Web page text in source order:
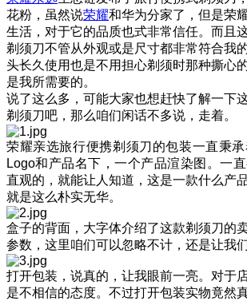
花粉，虽然说荣耀和华为分家了，但是荣
生活，对于它的品质也式非常信任。而且
剃须刀不管从外观或是尺寸都非常符合我
头长久使用也是不用担心剃须时那种撕心
是我所需要的。
说了这么多，可能大家也想赶快了解一下
剃须刀吧，那么咱们闲话不多说，走着。
荣耀亲选旅行便携剃须刀的包装一直秉
Logo和产品名下，一个产品渲染图。一
直观的，就能让人知道，这是一款什么产
就是这么朴实无华。
盒子的背面，大字体介绍了这款剃须刀的
参数，这里咱们可以忽略不计，还是让我
打开包装，说真的，让我眼前一亮。对于
是不相信的态度。不过打开包装实物竟然